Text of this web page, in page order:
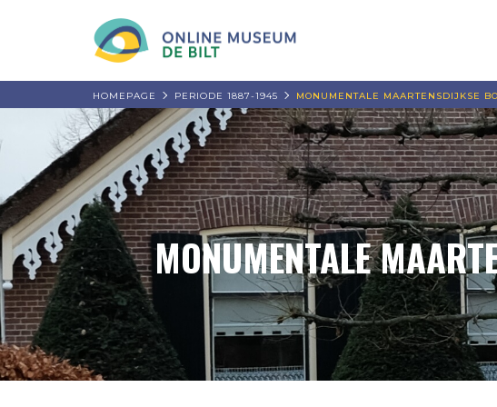
HOMEPAGE PERIODE 1887-1945 MONUMENTALE MAARTENSDIJKSE
MONUMENTALE